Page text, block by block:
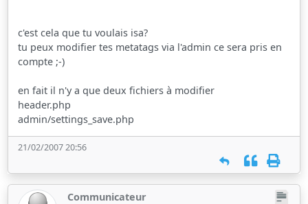
c'est cela que tu voulais isa?
tu peux modifier tes metatags via l'admin ce sera pris en
compte ;-)
en fait il n'y a que deux fichiers à modifier
header.php
admin/settings_save.php
21/02/2007 20:56
Communicateur